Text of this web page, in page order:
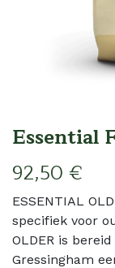
Essential
92,50 €
ESSENTIAL
specifiek voor
OLDER is
Gressingham